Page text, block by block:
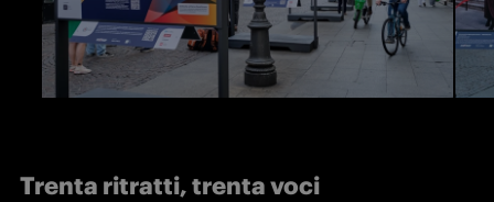
Trenta ritratti, trenta voci